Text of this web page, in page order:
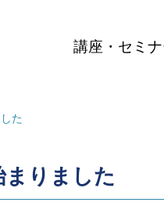
講座・セミ
た
りました